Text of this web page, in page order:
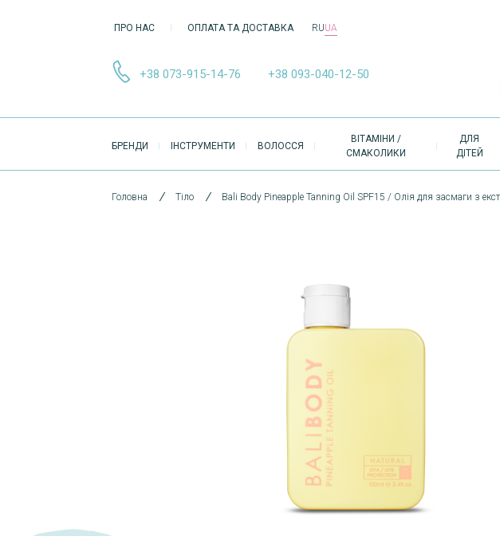
ПРО НАС ОПЛАТА ТА ДОСТАВКА RUUA
+38 073-915-14-76 +38 093-040-12-50
НАВІҐАЦІЯ
БРЕНДИ ІНСТРУМЕНТИ ВОЛОССЯ
ВІТАМІНИ /
СМАКОЛИКИ
ДЛЯ
ДІТЕЙ
Головна Тіло Bali Body Pineapple Tanning Oil SPF15 / Олія для засмаги з